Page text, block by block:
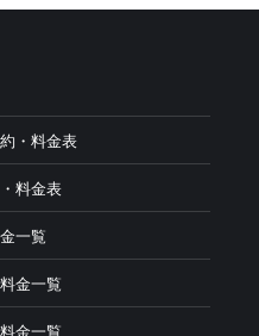
・料金表
料金表
一覧
金一覧
金一覧